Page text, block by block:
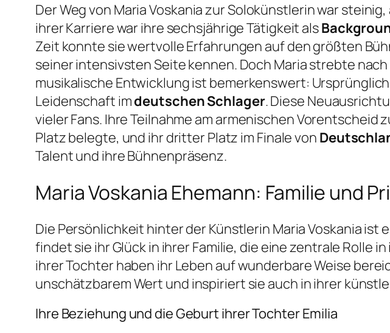
Der Weg von Maria Voskania zur Solokünstlerin war
ihrer Karriere war ihre sechsjährige Tätigkeit als
Zeit konnte sie wertvolle Erfahrungen auf den größten
seiner intensivsten Seite kennen. Doch Maria strebte
musikalische Entwicklung ist bemerkenswert:
Leidenschaft imdeutschen Schlager. Diese
vieler Fans. Ihre Teilnahme am armenischen
Platz belegte, und ihr dritter Platz im Finale von
Talent und ihre Bühnenpräsenz.
Maria Voskania Ehemann: Familie und
Die Persönlichkeit hinter der Künstlerin Maria Voskania
findet sie ihr Glück in ihrer Familie, die eine zentrale Rolle
ihrer Tochter haben ihr Leben auf wunderbare Weise
unschätzbarem Wert und inspiriert sie auch in ihrer
Ihre Beziehung und die Geburt ihrer Tochter Emilia